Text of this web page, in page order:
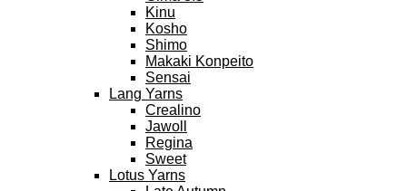
Kinu
Kosho
Shimo
Makaki Konpeito
Sensai
Lang Yarns
Crealino
Jawoll
Regina
Sweet
Lotus Yarns